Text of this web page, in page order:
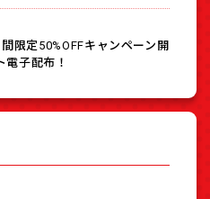
限定50%OFFキャンペーン開
子配布！